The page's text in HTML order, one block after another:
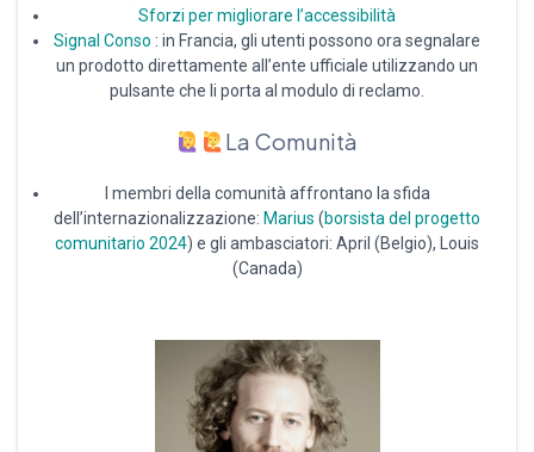
Sforzi per migliorare l’accessibilità
Signal Conso : in Francia, gli utenti possono ora segnalare
un prodotto direttamente all’ente ufficiale utilizzando un
pulsante che li porta al modulo di reclamo.
La Comunità
I membri della comunità affrontano la sfida
dell’internazionalizzazione: Marius (borsista del progetto
comunitario 2024) e gli ambasciatori: April (Belgio), Louis
(Canada)